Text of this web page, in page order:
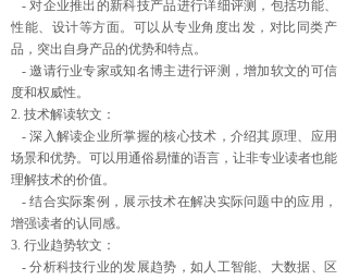
- 对企业推出的新科技产品进行详细评测，包括功能、
性能、设计等方面。可以从专业角度出发，对比同类产
品，突出自身产品的优势和特点。
- 邀请行业专家或知名博主进行评测，增加软文的可信
度和权威性。
2. 技术解读软文：
- 深入解读企业所掌握的核心技术，介绍其原理、应用
场景和优势。可以用通俗易懂的语言，让非专业读者也能
理解技术的价值。
- 结合实际案例，展示技术在解决实际问题中的应用，
增强读者的认同感。
3. 行业趋势软文：
- 分析科技行业的发展趋势，如人工智能、大数据、区